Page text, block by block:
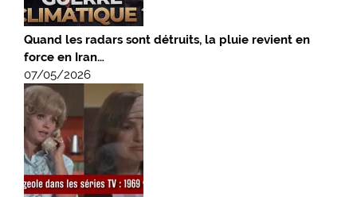
Quand les radars sont détruits, la pluie revient en
force en Iran…
07/05/2026